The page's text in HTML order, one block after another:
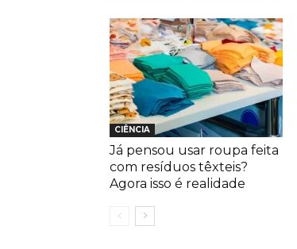
CIÊNCIA
Já pensou usar roupa feita
com resíduos têxteis?
Agora isso é realidade